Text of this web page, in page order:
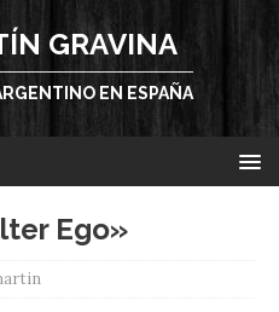
GRAVINA
EN ESPAÑA
Ego»